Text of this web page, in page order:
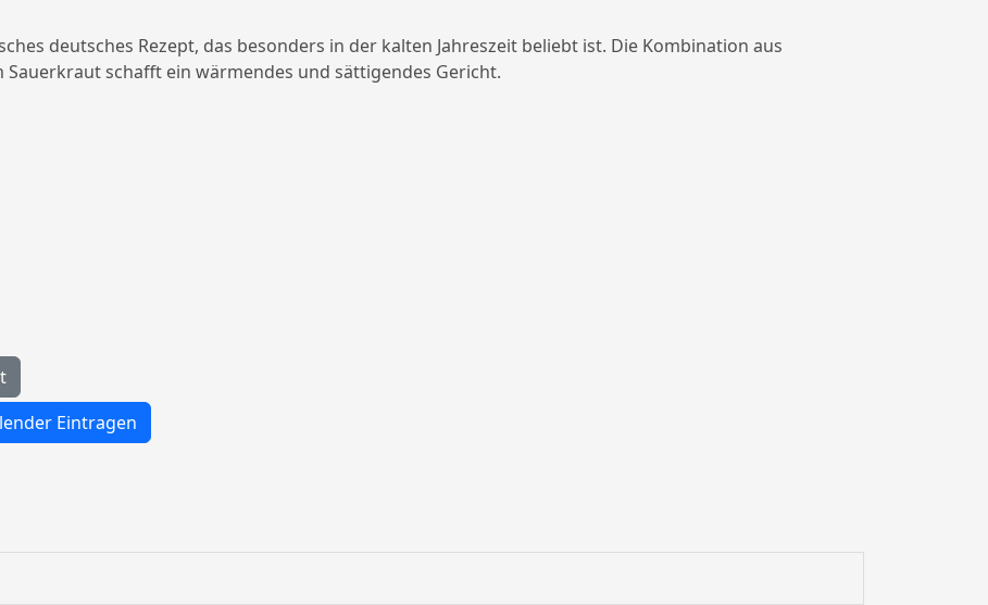
deutsches Rezept, das besonders in der kalten Jahreszeit beliebt ist. Die Kombination aus
schafft ein wärmendes und sättigendes Gericht.
Eintragen